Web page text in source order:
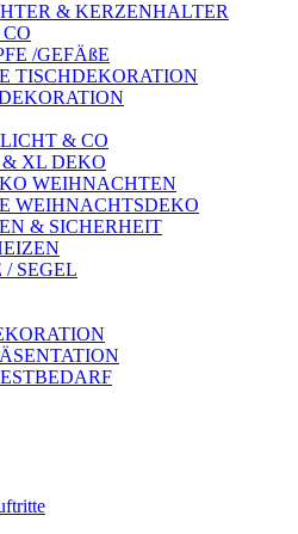
& KERZENHALTER
/GEFÄßE
TISCHDEKORATION
& CO
XL DEKO
WEIHNACHTEN
WEIHNACHTSDEKO
& SICHERHEIT
/ SEGEL